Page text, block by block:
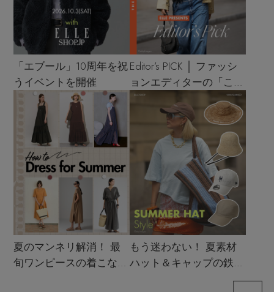
「エブール」10周年を祝
うイベントを開催
Editor’s PICK │ ファッシ
ョンエディターの「これ
買い！」リスト
夏のマンネリ解消！ 最
旬ワンピースの着こなし
もう迷わない！ 夏素材
ハット＆キャップの鉄板